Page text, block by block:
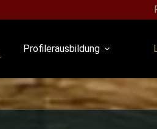
Profilerausbildung